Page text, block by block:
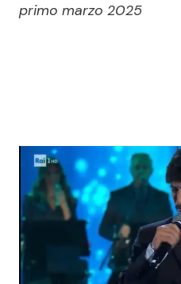
News Musica
News Spettacolo
Benessere
primo marzo 2025